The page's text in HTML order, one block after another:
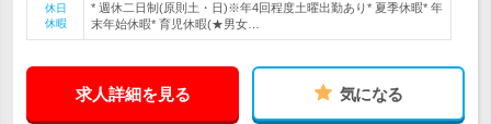
休日
休暇
* 週休二日制(原則土・日)※年4回程度土曜出勤あり* 夏季休暇* 年
末年始休暇* 育児休暇(★男女…
求人詳細を見る 気になる